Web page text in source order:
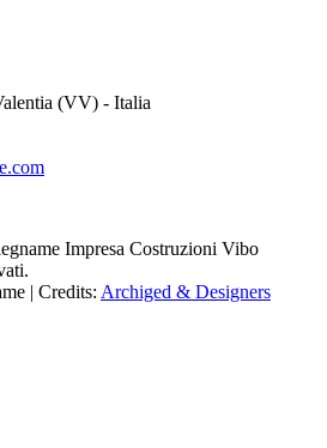
(VV) - Italia
Impresa Costruzioni Vibo
| Credits: Archiged & Designers